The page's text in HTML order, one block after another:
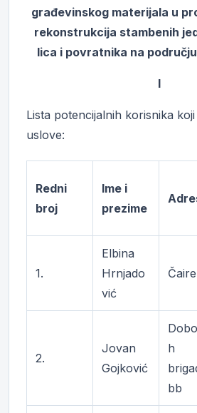
građevinskog materijala u
rekonstrukcija stambenih
lica i povratnika na
I
Lista potencijalnih korisnika
uslove:
Redni
broj
Ime i
prezime
1.
Elbina
Hrnjado
vić
2.
Jovan
Gojković
h
bb